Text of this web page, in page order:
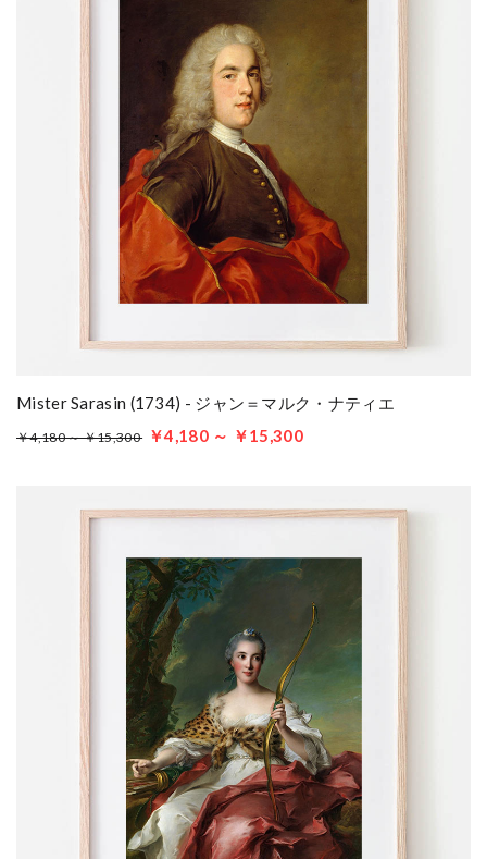
Mister Sarasin (1734) - ジャン＝マルク・ナティエ
￥4,180 ～ ￥15,300 ￥4,180 ～ ￥15,300